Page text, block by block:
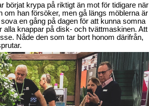
börjat krypa på riktigt än mot för tidigare när
om han försöker, men gå längs möblerna är
en gång på dagen för att kunna somna
knappar på disk- och tvättmaskinen. Att
Nåde den som tar bort honom därifrån,